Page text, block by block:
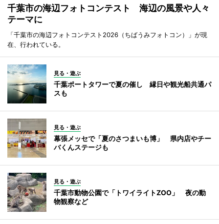
千葉市の海辺フォトコンテスト 海辺の風景や人々
テーマに
「千葉市の海辺フォトコンテスト2026（ちばうみフォトコン）」が現
在、行われている。
見る・遊ぶ
千葉ポートタワーで夏の催し 縁日や観光船共通パ
スも
見る・遊ぶ
幕張メッセで「夏のさつまいも博」 県内店やチー
バくんステージも
見る・遊ぶ
千葉市動物公園で「トワイライトZOO」 夜の動
物観察など